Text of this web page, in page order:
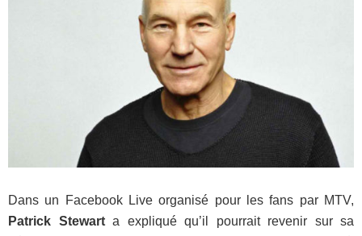
Dans un Facebook Live organisé pour les fans par MTV,
Patrick Stewarta expliqué qu’il pourrait revenir sur sa